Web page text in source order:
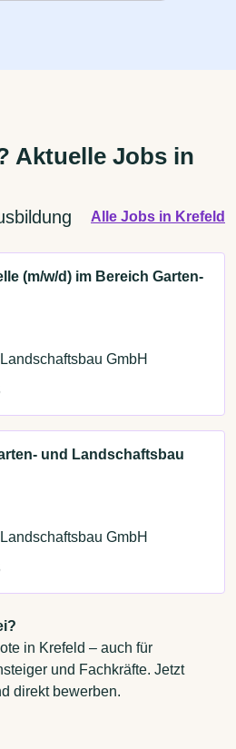
Aktuelle Jobs in
Alle Jobs in Krefeld
(m/w/d) im Bereich Garten-
GmbH
und Landschaftsbau
GmbH
in Krefeld – auch für
und Fachkräfte. Jetzt
direkt bewerben.